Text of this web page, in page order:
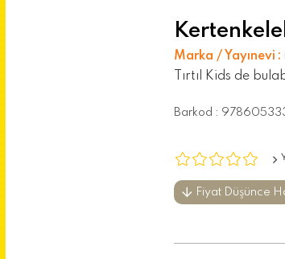
Marka / Yayınevi :
Tırtıl Kids de
Barkod :
Fiyat Düşünce